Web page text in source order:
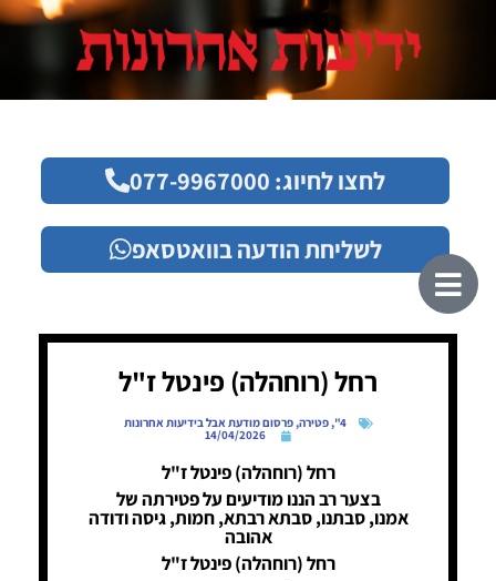
לחצו לחיוג: 077-9967000
לשליחת הודעה בוואטסאפ
רחל (רוחהלה) פינטל ז"ל
4"
,פטירה,פרסום מודעת אבל בידיעות אחרונות
14/04/2026
רחל (רוחהלה) פינטל ז"ל
בצער רב הננו מודיעים על פטירתה של
אמנו, סבתנו, סבתא רבתא, חמות, גיסה ודודה
אהובה
רחל (רוחהלה) פינטל ז"ל